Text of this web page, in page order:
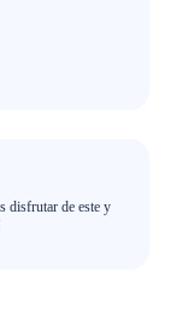
disfrutar de este y